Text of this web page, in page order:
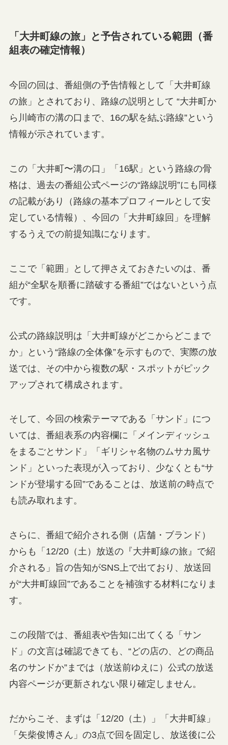
「大井町線の旅」と予告されている範囲（番
組表の確定情報）
今回の回は、番組側の予告情報として「大井町線
の旅」とされており、路線の説明として “大井町か
ら川崎市の溝の口まで、16の駅を結ぶ路線”という
情報が示されています。
この「大井町〜溝の口」「16駅」という路線の骨
格は、過去の番組公式ページの“路線説明”にも同様
の記載があり（路線の基本プロフィールとして安
定している情報）、今回の「大井町線回」を理解
するうえでの前提知識になります。
ここで「範囲」として押さえておきたいのは、番
組が“全駅を順番に踏破する番組”ではないという点
です。
公式の路線説明は「大井町線がどこからどこまで
か」という“路線の全体像”を示すもので、実際の放
送では、その中から複数の駅・スポットがピック
アップされて構成されます。
そして、今回の検索テーマである「サンド」につ
いては、番組表系の内容欄に「メインディッシュ
をまるごとサンド」「ギリシャ名物のムサカ風サ
ンド」といった表現が入っており、少なくとも“サ
ンドが登場する回”であることは、放送前の時点で
も読み取れます。
さらに、番組で紹介される側（店舗・ブランド）
からも「12/20（土）放送の『大井町線の旅』で紹
介される」旨の告知がSNS上で出ており、放送回
が“大井町線回”であることを補強する材料になりま
す。
この段階では、番組表や告知に出てくる「サン
ド」の文言は確認できても、“どの店の、どの商品
名のサンドか”までは（放送前ゆえに）公式の放送
内容ページが更新されない限り確定しません。
だからこそ、まずは「12/20（土）」「大井町線」
「矢柴俊博さん」の3点で回を固定し、放送後に公